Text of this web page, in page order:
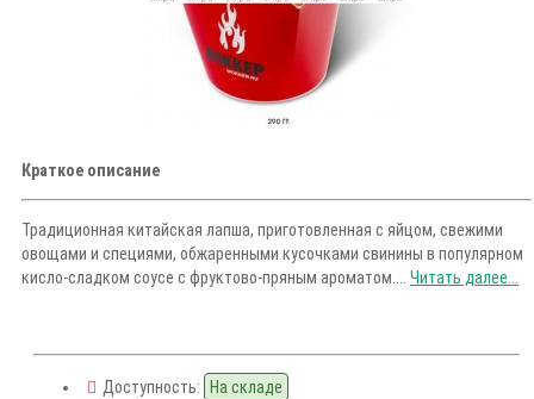
Краткое описание
Традиционная китайская лапша, приготовленная с яйцом, свежими
овощами и специями, обжаренными кусочками свинины в популярном
кисло-сладком соусе с фруктово-пряным ароматом.... Читать далее...
Доступность: На складе